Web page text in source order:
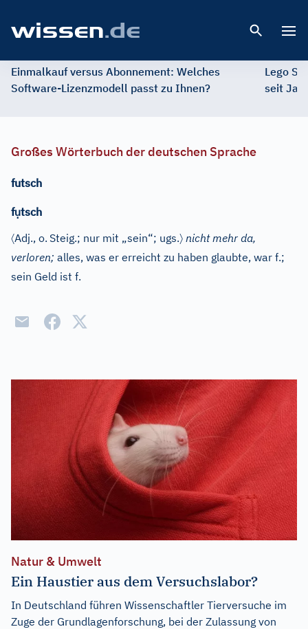
Einmalkauf versus Abonnement: Welches
Software-Lizenzmodell passt zu Ihnen?
Lego
seit
Großes Wörterbuch der deutschen Sprache
futsch
fụtsch
〈Adj., o. Steig.; nur mit „sein“; ugs.〉 nicht mehr da,
verloren; alles, was er erreicht zu haben glaubte, war f.;
sein Geld ist f.
Natur & Umwelt
Ein Haustier aus dem Versuchslabor?
In Deutschland führen Wissenschaftler Tierversuche im
Zuge der Grundlagenforschung, bei der Zulassung von